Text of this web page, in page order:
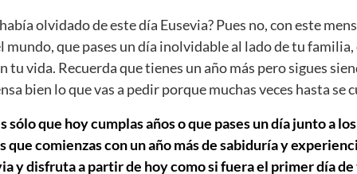
olvidado de este día Eusevia? Pues no, con este
que pases un día inolvidable al lado de tu familia,
tu vida. Recuerda que tienes un año más pero sigues
bien lo que vas a pedir porque muchas veces hasta se
sólo que hoy cumplas años o que pases un día junto a
que comienzas con un año más de sabiduría y
y disfruta a partir de hoy como si fuera el primer día